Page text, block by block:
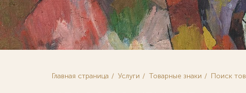
Главная страница Услуги Товарные знаки Поиск